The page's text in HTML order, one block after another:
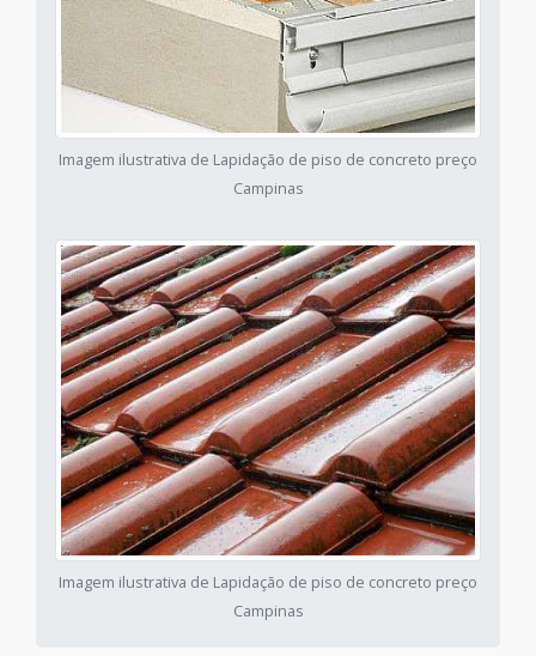
Imagem ilustrativa de Lapidação de piso de concreto preço
Campinas
Imagem ilustrativa de Lapidação de piso de concreto preço
Campinas